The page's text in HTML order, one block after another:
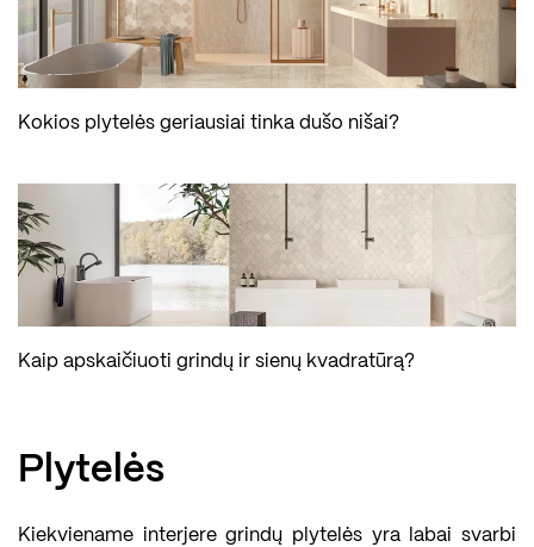
Kokios plytelės geriausiai tinka dušo nišai?
Kaip apskaičiuoti grindų ir sienų kvadratūrą?
Plytelės
Kiekviename interjere grindų plytelės yra labai svarbi